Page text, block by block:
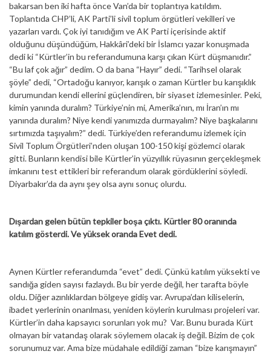
bakarsan ben iki hafta önce Van’da bir toplantıya katıldım.
Toplantıda CHP’li, AK Parti’li sivil toplum örgütleri vekilleri ve
yazarları vardı. Çok iyi tanıdığım ve AK Parti içerisinde aktif
olduğunu düşündüğüm, Hakkâri’deki bir İslamcı yazar konuşmada
dedi ki “Kürtler’in bu referandumuna karşı çıkan Kürt düşmanıdır.”
“Bu laf çok ağır” dedim. O da bana “Hayır” dedi. “Tarihsel olarak
şöyle” dedi, “Ortadoğu kanıyor, karışık o zaman Kürtler bu karışıklık
durumundan kendi ellerini güçlendiren, bir siyaset izlemesinler. Peki,
kimin yanında duralım? Türkiye’nin mi, Amerika’nın, mı İran’ın mı
yanında duralım? Niye kendi yanımızda durmayalım? Niye başkalarını
sırtımızda taşıyalım?” dedi. Türkiye’den referandumu izlemek için
Sivil Toplum Örgütleri’nden oluşan 100-150 kişi gözlemci olarak
gitti. Bunların kendisi bile Kürtler’in yüzyıllık rüyasının gerçekleşmek
imkanını test ettikleri bir referandum olarak gördüklerini söyledi.
Diyarbakır’da da aynı şey olsa aynı sonuç olurdu.
Dışardan gelen bütün tepkiler boşa çıktı. Kürtler 80 oranında
katılım gösterdi. Ve yüksek oranda Evet dedi.
Aynen Kürtler referandumda “evet” dedi. Çünkü katılım yüksekti ve
sandığa giden sayısı fazlaydı. Bu bir yerde değil, her tarafta böyle
oldu. Diğer azınlıklardan bölgeye gidiş var. Avrupa’dan kiliselerin,
ibadet yerlerinin onarılması, yeniden köylerin kurulması projeleri var.
Kürtler’in daha kapsayıcı sorunları yok mu? Var. Bunu burada Kürt
olmayan bir vatandaş olarak söylemem olacak iş değil. Bizim de çok
sorunumuz var. Ama bize müdahale edildiği zaman “bize karışmayın”